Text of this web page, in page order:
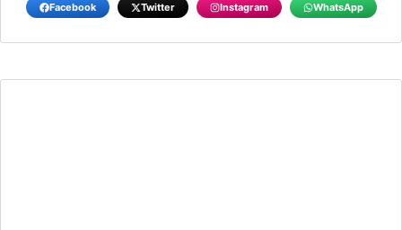
Facebook Twitter Instagram WhatsApp